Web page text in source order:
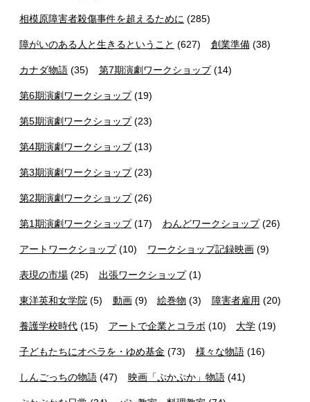
相模原障害者殺傷事件を超えるために (285)
障がいのある人と生きるということ (627) 創業準備(38)
カナダ物語 (35) 第7期演劇ワークショップ(14)
第6期演劇ワークショップ(19)
第5期演劇ワークショップ(23)
第4期演劇ワークショップ(13)
第3期演劇ワークショップ(23)
第2期演劇ワークショップ(26)
第1期演劇ワークショップ(17) わんどワークショップ(26)
アートワークショップ(10) ワークショップ記録映画(9)
表現の市場 (25) 出張ワークショップ(1)
東洋英和女学院 (5) 動画(9) 絵巻物 (3) 障害者雇用 (20)
養護学校時代 (15) アートで企業とコラボ (10) 大学 (19)
子どもたちにオペラを・ゆめ基金 (73) 様々な物語(16)
しんごっちの物語 (47) 映画「ぷかぷか」物語(41)